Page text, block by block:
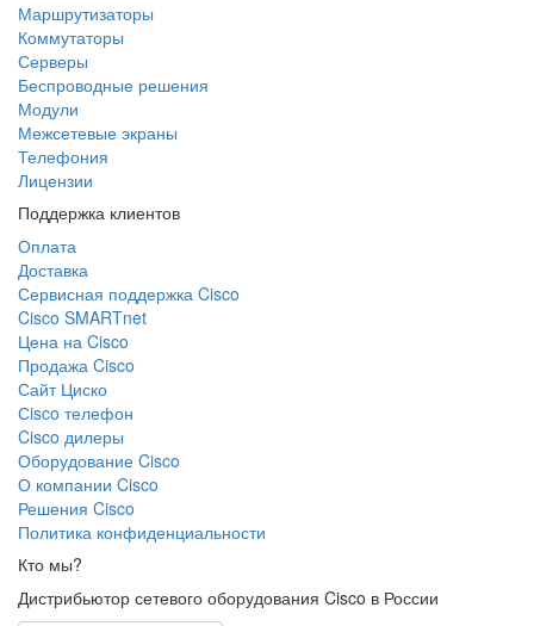
Маршрутизаторы
Коммутаторы
Серверы
Беспроводные решения
Модули
Межсетевые экраны
Телефония
Лицензии
Поддержка клиентов
Оплата
Доставка
Сервисная поддержка Cisco
Cisco SMARTnet
Цена на Cisco
Продажа Cisco
Сайт Циско
Сisco телефон
Cisco дилеры
Оборудование Cisco
О компании Cisco
Решения Cisco
Политика конфиденциальности
Кто мы?
Дистрибьютор сетевого оборудования Cisco в России